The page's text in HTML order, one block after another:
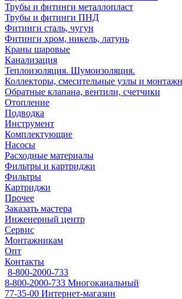
Трубы и фитинги металлопласт
Трубы и фитинги ПНД
Фитинги сталь, чугун
Фитинги хром, никель, латунь
Краны шаровые
Канализация
Теплоизоляция. Шумоизоляция.
Коллекторы, смесительные узлы и
Обратные клапана, вентили, счетчики
Отопление
Подводка
Инструмент
Комплектующие
Насосы
Расходные материалы
Фильтры и картриджи
Фильтры
Картриджи
Прочее
Заказать мастера
Инженерный центр
Сервис
Монтажникам
Опт
Контакты
8-800-2000-733
8-800-2000-733 Многоканальный
77-35-00 Интернет-магазин